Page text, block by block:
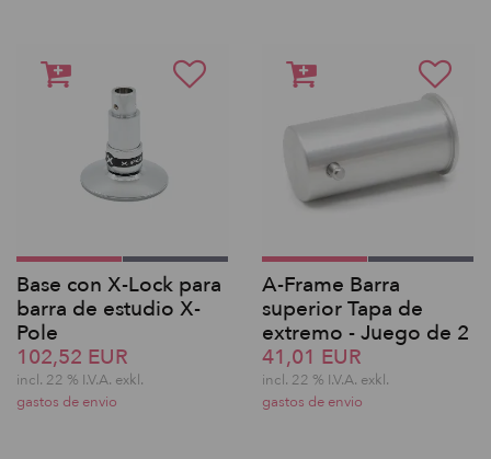
Base con X-Lock para
barra de estudio X-
Pole
102,52 EUR
incl. 22 % I.V.A. exkl.
gastos de envio
A-Frame Barra
superior Tapa de
extremo - Juego de 2
41,01 EUR
incl. 22 % I.V.A. exkl.
gastos de envio